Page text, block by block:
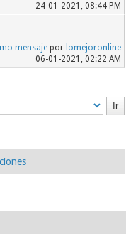
24-01-2021, 08:44 PM
mensajepor lomejoronline
06-01-2021, 02:22 AM